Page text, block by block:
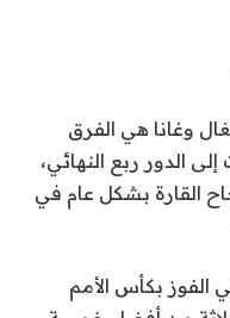
وغانا هي الفرق
الدور ربع النهائي،
القارة بشكل عام في
بكأس الأمم